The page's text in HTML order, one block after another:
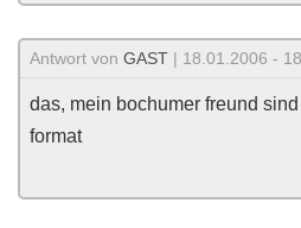
Antwort von GAST | 18.01.2006 -
das, mein bochumer freund
format